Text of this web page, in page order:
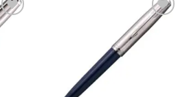
die
Auf die
Merkliste